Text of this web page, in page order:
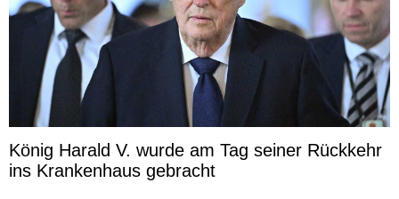
König Harald V. wurde am Tag seiner Rückkehr
ins Krankenhaus gebracht